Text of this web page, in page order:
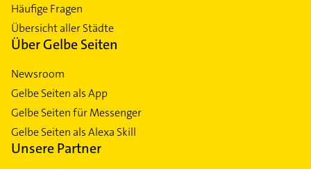
Häufige Fragen
Übersicht aller Städte
Über Gelbe Seiten
Newsroom
Gelbe Seiten als App
Gelbe Seiten für Messenger
Gelbe Seiten als Alexa Skill
Unsere Partner